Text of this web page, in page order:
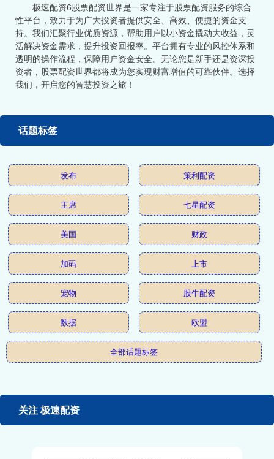
极速配资6股票配资世界是一家专注于股票配资服务的综合
性平台，致力于为广大投资者提供安全、高效、便捷的资金支
持。我们汇聚行业优质资源，帮助用户以小资金撬动大收益，灵
活解决资金需求，提升投资回报率。平台拥有专业的风控体系和
透明的操作流程，保障用户资金安全。无论您是新手还是资深投
资者，股票配资世界都将成为您实现财富增值的可靠伙伴。选择
我们，开启您的智慧投资之旅！
话题标签
发布 策利配资
主席 七星配资
美国 财政
加码 上市
宠物 股牛配资
数据 欧盟
全部话题标签
关注 极速配资